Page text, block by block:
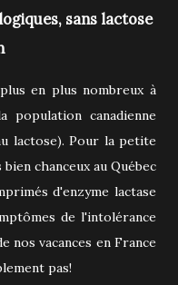
sans lactose
en plus nombreux à
canadienne
lactose). Pour la petite
chanceux au Québec
d'enzyme lactase
de l'intolérance
nos vacances en France
pas!